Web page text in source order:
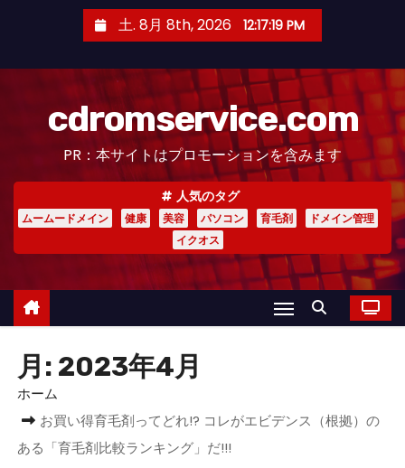
土. 8月 8th, 2026 12:17:20 PM
cdromservice.com
PR：本サイトはプロモーションを含みます
人気のタグ
ムームードメイン 健康 美容 パソコン 育毛剤
ドメイン管理
イクオス
月: 2023年4月
ホーム
お買い得育毛剤ってどれ!? コレがエビデンス（根拠）の
ある「育毛剤比較ランキング」だ!!!